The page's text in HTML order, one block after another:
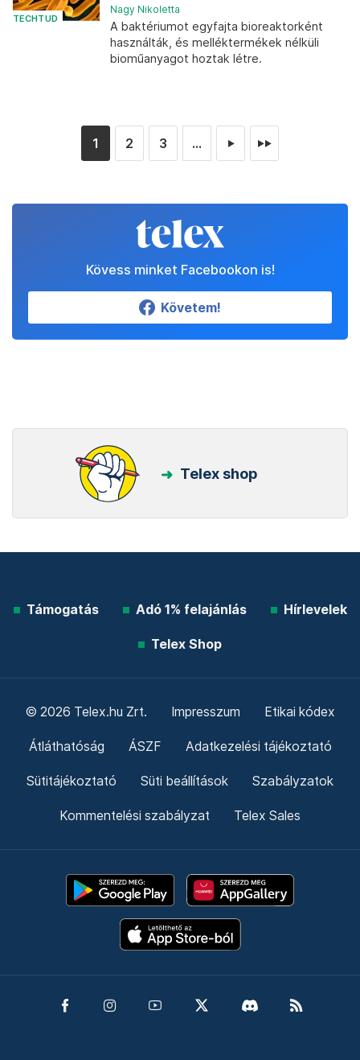
TECHTUD
Nagy Nikoletta
A baktériumot egyfajta bioreaktorként
használták, és melléktermékek nélküli
bioműanyagot hoztak létre.
1 2 3 ... ► ►►
Kövess minket Facebookon is!
Követem!
Telex shop
Támogatás Adó 1% felajánlás Hírlevelek
Telex Shop
© 2026 Telex.hu Zrt. Impresszum Etikai kódex
Átláthatóság ÁSZF Adatkezelési tájékoztató
Sütitájékoztató Süti beállítások Szabályzatok
Kommentelési szabályzat Telex Sales